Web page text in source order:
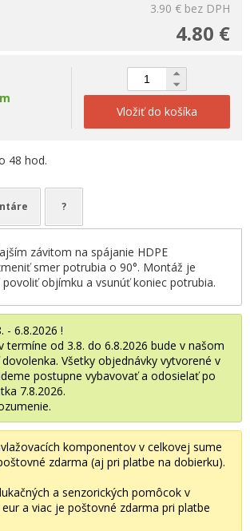
- 6.8.2026 !
termíne od 3.8. do 6.8.2026 bude v našom
Všetky objednávky vytvorené v
postupne vybavovať a odosielať po
7.8.2026.
komponentov v celkovej sume
zdarma (aj pri platbe na dobierku).
a senzorických pomôcok v
a viac je poštovné zdarma pri platbe
3.90 € bez DPH
4.80 €
Vložiť do košíka
48 hod.
?
závitom na spájanie HDPE
smer potrubia o 90°. Montáž je
objímku a vsunúť koniec potrubia.